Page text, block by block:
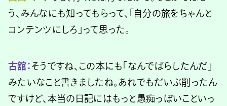
う、みんなにも知ってもらって、「自分の旅をちゃんと
コンテンツにしろ」って思った。
古舘： そうですね、この本にも「なんでばらしたんだ」
みたいなこと書きましたね。あれでもだいぶ削ったん
ですけど、本当の日記にはもっと愚痴っぽいこといっ